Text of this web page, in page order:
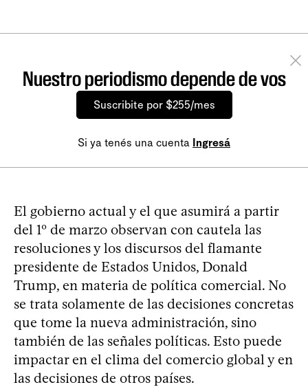
Nuestro periodismo depende de vos
Suscribite por $255/mes
Si ya tenés una cuenta Ingresá
El gobierno actual y el que asumirá a partir
del 1º de marzo observan con cautela las
resoluciones y los discursos del flamante
presidente de Estados Unidos, Donald
Trump, en materia de política comercial. No
se trata solamente de las decisiones concretas
que tome la nueva administración, sino
también de las señales políticas. Esto puede
impactar en el clima del comercio global y en
las decisiones de otros países.